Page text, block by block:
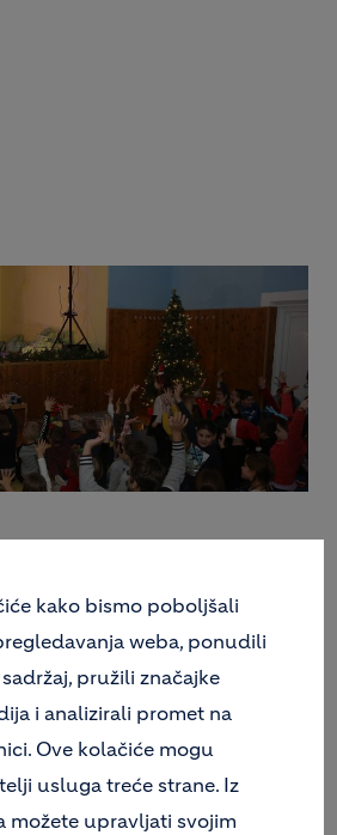
i dogovorili dafond za
Holcimovih zaposlenika od
.
bit će fiksno 3,1 za sve radnike,
ovisi o platnom
svakog zaposlenika.
kako bismo poboljšali
weba, ponudili
pružili značajke
i analizirali promet na
Ove kolačiće mogu
usluga treće strane. Iz
možete upravljati svojim